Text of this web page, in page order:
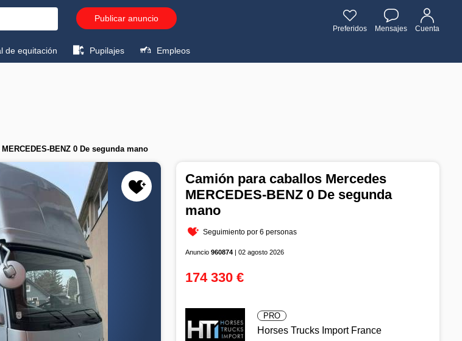
Publicar anuncio
Preferidos Mensajes Cuenta
de equitación Pupilajes Empleos
BENZ 0 De segunda mano
Camión para caballos Mercedes
MERCEDES-BENZ 0 De segunda
mano
Seguimiento por 6 personas
Anuncio960874 | 02 agosto 2026
174 330 €
PRO
Horses Trucks Import France